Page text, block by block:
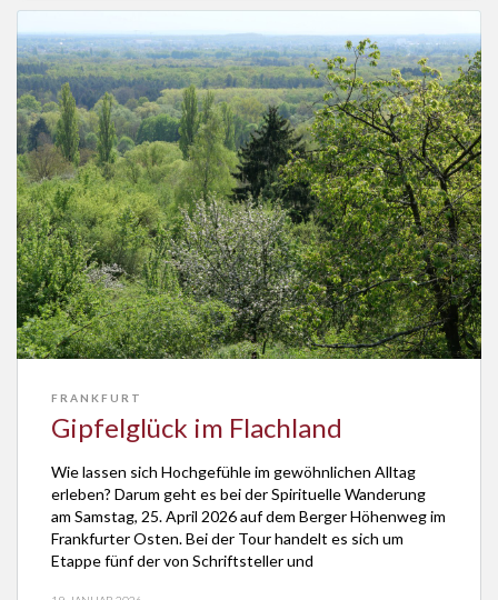
FRANKFURT
Gipfelglück im Flachland
Wie lassen sich Hochgefühle im gewöhnlichen Alltag
erleben? Darum geht es bei der Spirituelle Wanderung
am Samstag, 25. April 2026 auf dem Berger Höhenweg im
Frankfurter Osten. Bei der Tour handelt es sich um
Etappe fünf der von Schriftsteller und